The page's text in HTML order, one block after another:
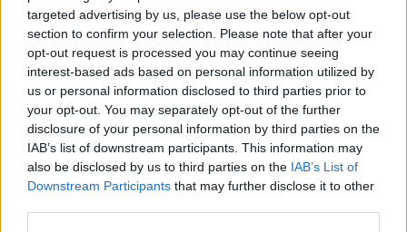
targeted advertising by us, please use the below opt-out
section to confirm your selection. Please note that after your
opt-out request is processed you may continue seeing
interest-based ads based on personal information utilized by
us or personal information disclosed to third parties prior to
your opt-out. You may separately opt-out of the further
disclosure of your personal information by third parties on the
IAB’s list of downstream participants. This information may
also be disclosed by us to third parties on the IAB’s List of
Downstream Participants that may further disclose it to other
così i 90 minuti. Abbiamo dimostrato la voglia
di arrivare in Champions, sappiamo che non
dipende da noi ma ci proveremo fino alla fine.
Il mio futuro? La verità è che non so niente,
vorrei sapere anche io quale sarà. Quello che
so io è che il contratto finisce tra due
partite, credo che copntro la Lazio sarà
l'ultima all'Olimpico.Decisione presa?